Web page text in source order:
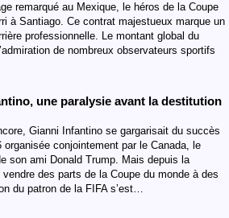
remarqué au Mexique, le héros de la Coupe
à Santiago. Ce contrat majestueux marque un
professionnelle. Le montant global du
de nombreux observateurs sportifs
une paralysie avant la destitution
Gianni Infantino se gargarisait du succès
organisée conjointement par le Canada, le
son ami Donald Trump. Mais depuis la
des parts de la Coupe du monde à des
du patron de la FIFA s’est…